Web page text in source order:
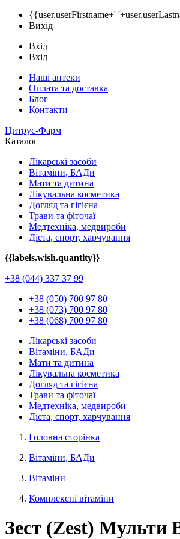
{{user.userFirstname+'
Вихід
Вхід
Вхід
Наші аптеки
Оплата та доставка
Блог
Контакти
Цитрус-Фарм
Каталог
Лікарські засоби
Вітаміни, БАДи
Мати та дитина
Лікувальна косметика
Догляд та гігієна
Трави та фіточаї
Медтехніка, медвироби
Дієта, спорт, харчування
{{labels.wish.quantity}}
+38 (044) 337 37 99
+38 (050) 700 97 80
+38 (073) 700 97 80
+38 (068) 700 97 80
Лікарські засоби
Вітаміни, БАДи
Мати та дитина
Лікувальна косметика
Догляд та гігієна
Трави та фіточаї
Медтехніка, медвироби
Дієта, спорт, харчування
Головна сторінка
Вітаміни, БАДи
Вітаміни
Комплексні вітаміни
Зест (Zest) Мульти